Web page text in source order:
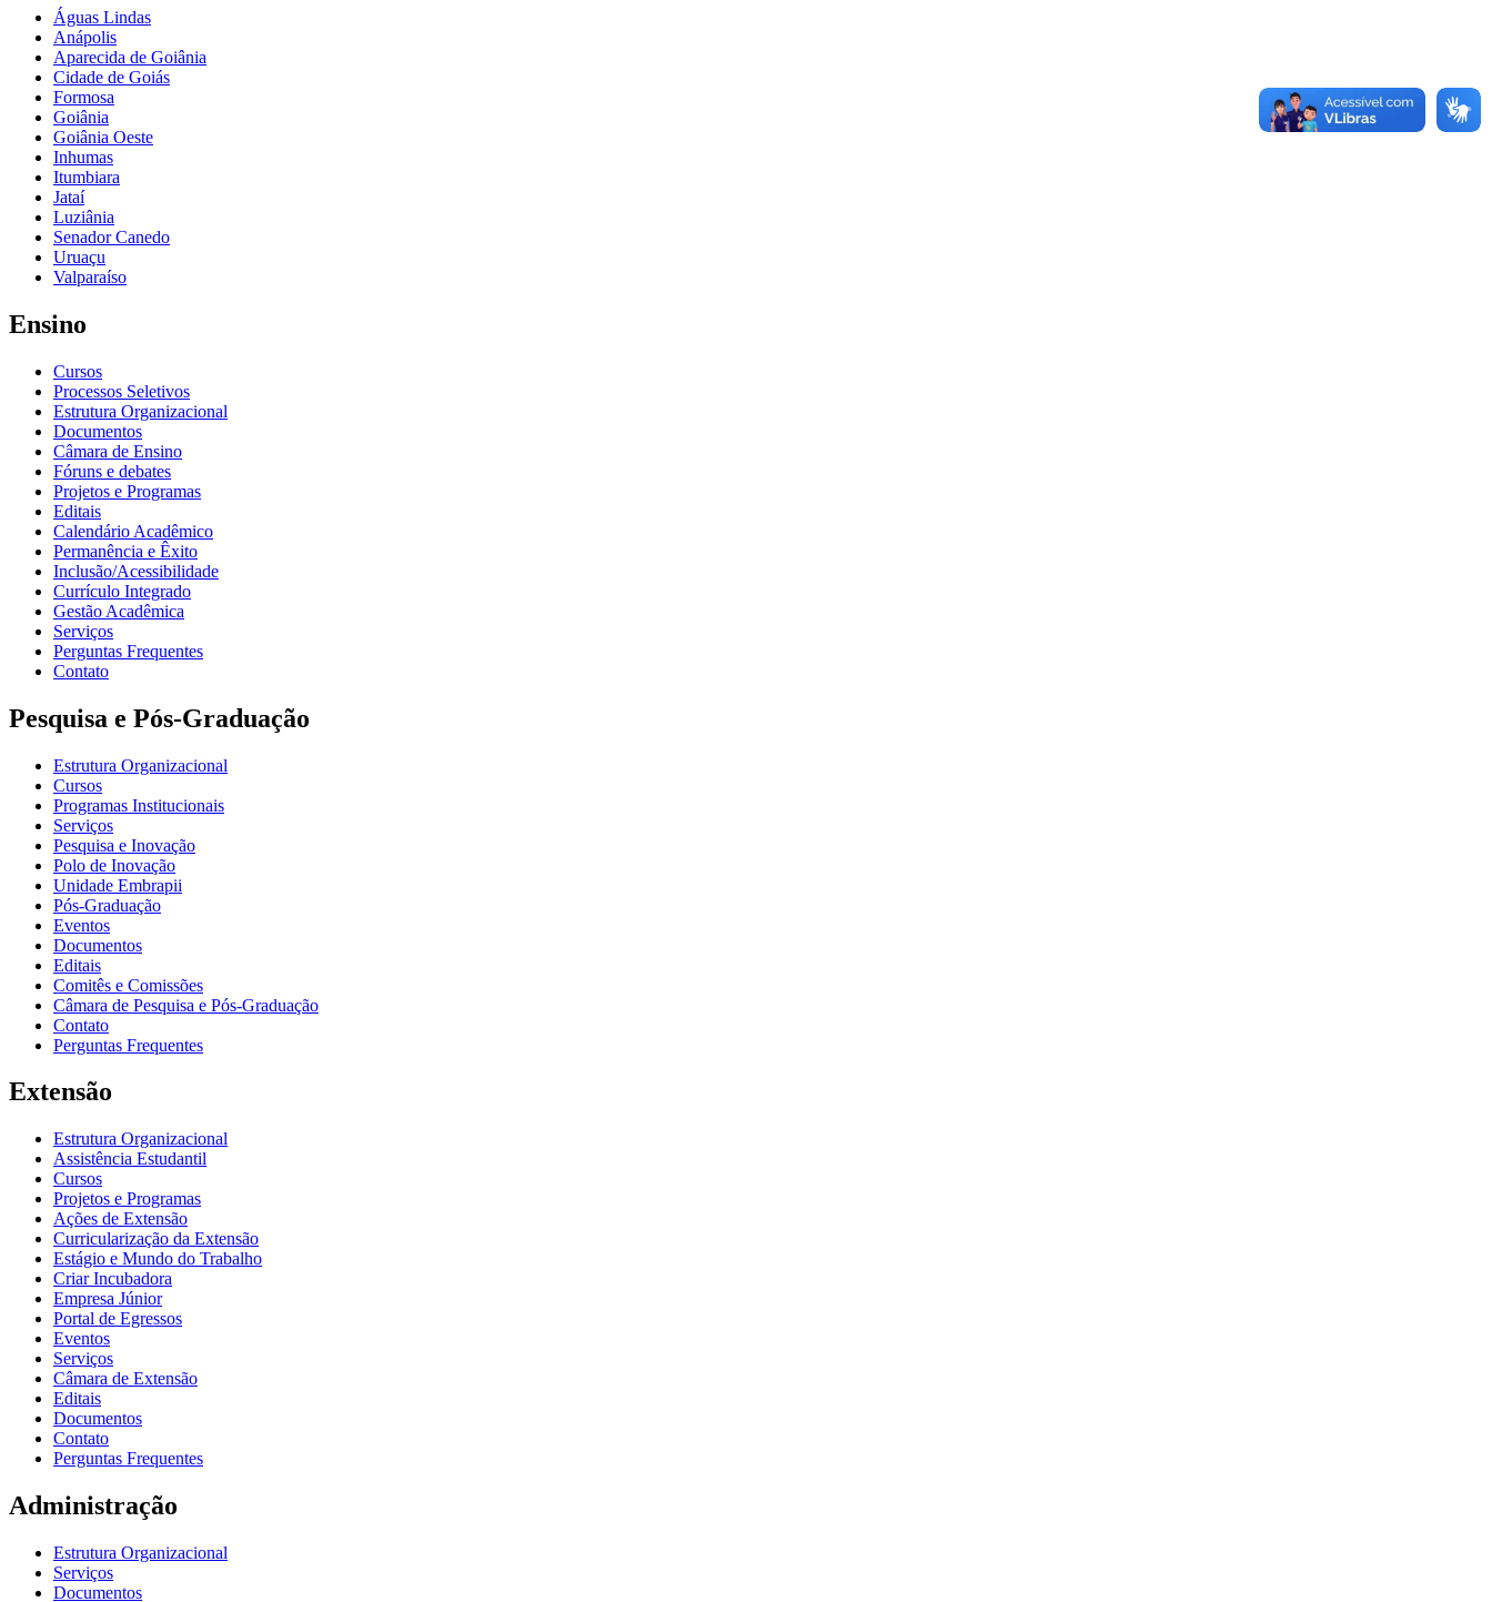
Águas Lindas
Anápolis
Aparecida de Goiânia
Cidade de Goiás
Formosa
Goiânia
Goiânia Oeste
Inhumas
Itumbiara
Jataí
Luziânia
Senador Canedo
Uruaçu
Valparaíso
Ensino
Cursos
Processos Seletivos
Estrutura Organizacional
Documentos
Câmara de Ensino
Fóruns e debates
Projetos e Programas
Editais
Calendário Acadêmico
Permanência e Êxito
Inclusão/Acessibilidade
Currículo Integrado
Gestão Acadêmica
Serviços
Perguntas Frequentes
Contato
Pesquisa e Pós-Graduação
Estrutura Organizacional
Cursos
Programas Institucionais
Serviços
Pesquisa e Inovação
Polo de Inovação
Unidade Embrapii
Pós-Graduação
Eventos
Documentos
Editais
Comitês e Comissões
Câmara de Pesquisa e Pós-Graduação
Contato
Perguntas Frequentes
Extensão
Estrutura Organizacional
Assistência Estudantil
Cursos
Projetos e Programas
Ações de Extensão
Curricularização da Extensão
Estágio e Mundo do Trabalho
Criar Incubadora
Empresa Júnior
Portal de Egressos
Eventos
Serviços
Câmara de Extensão
Editais
Documentos
Contato
Perguntas Frequentes
Administração
Estrutura Organizacional
Serviços
Documentos